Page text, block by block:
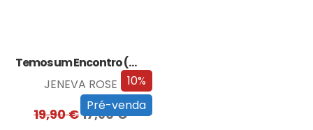
10%
Pré-venda
Temos um Encontro (Outra Vez) – Edição…
JENEVA ROSE
19,90€17,90€